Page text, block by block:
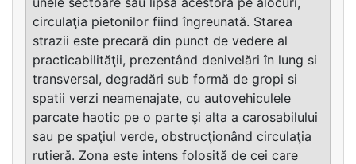
circulaţia pietonilor fiind îngreunată. Starea
strazii este precară din punct de vedere al
practicabilităţii, prezentând denivelări în lung si
transversal, degradări sub formă de gropi si
spatii verzi neamenajate, cu autovehiculele
parcate haotic pe o parte şi alta a carosabilului
sau pe spaţiul verde, obstrucţionând circulaţia
rutieră. Zona este intens folosită de cei care